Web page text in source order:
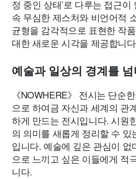
정 중인 상태’로 다루는 접근
속 무심한 제스처와 비언어적
균형을 감각적으로 표현한 작
대한 새로운 시각을 제공합니
예술과 일상의 경계를
《NOWHERE》 전시는 단순
으로 하여금 자신과 세계의 관
하게 만드는 전시입니다. 시원
의 의미를 새롭게 정리할 수 있
입니다. 예술에 깊은 관심이
으로 느끼고 싶은 이들에게 적
니다.